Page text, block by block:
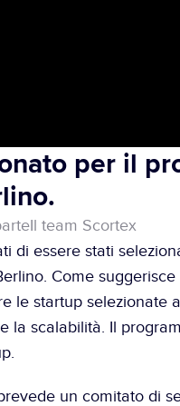
per il
Il team Scortex
Come
le startup selezionate
la scalabilità. Il
.
un comitato di